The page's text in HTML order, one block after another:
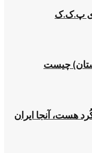
پ.ک.ک
چیست
هست، آنجا ایران